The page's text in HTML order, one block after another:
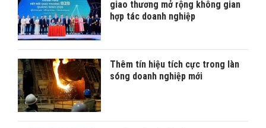
giao thương mở rộng không gian
hợp tác doanh nghiệp
Thêm tín hiệu tích cực trong làn
sóng doanh nghiệp mới